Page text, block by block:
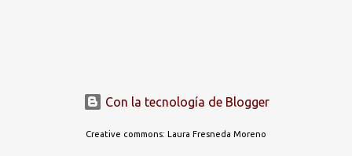
Con la tecnología de Blogger
Creative commons: Laura Fresneda Moreno